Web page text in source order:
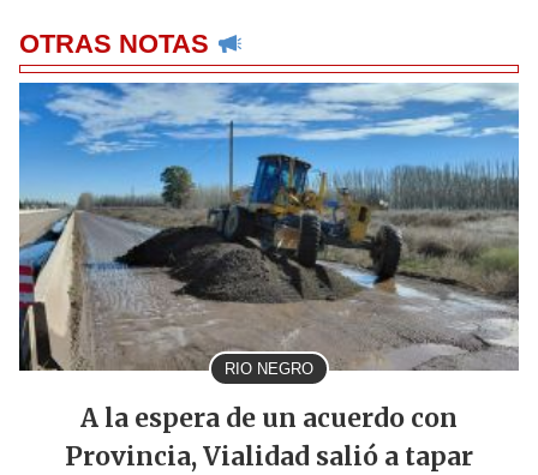
OTRAS NOTAS
RIO NEGRO
A la espera de un acuerdo con
Provincia, Vialidad salió a tapar